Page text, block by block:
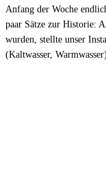
Anfang der Woche
paar Sätze zur Historie:
wurden, stellte unser
(Kaltwasser,